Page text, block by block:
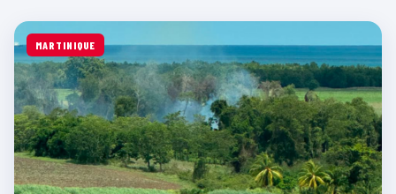
MARTINIQUE